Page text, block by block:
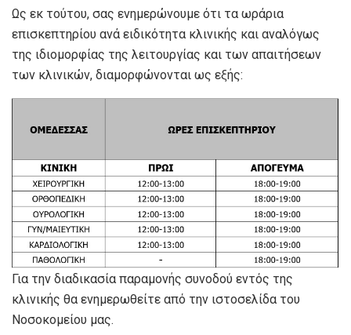
Ως εκ τούτου, σας ενημερώνουμε ότι τα ωράρια
επισκεπτηρίου ανά ειδικότητα κλινικής και αναλόγως
της ιδιομορφίας της λειτουργίας και των απαιτήσεων
των κλινικών, διαμορφώνονται ως εξής:
Για την διαδικασία παραμονής συνοδού εντός της
κλινικής θα ενημερωθείτε από την ιστοσελίδα του
Νοσοκομείου μας.